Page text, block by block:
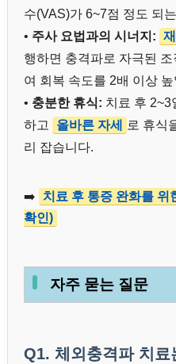
수(VAS)가 6~7점 정도 되
• 주사 요법과의 시너지:
행하면 충격파로 자극된
여 회복 속도를 2배 이상
• 충분한 휴식: 치료 후 2~3
하고
올바른 자세
로 휴식
리 잡습니다.
➡️ 치료 후 통증 완화를 위
확인)
자주 묻는 질문
Q1. 체외충격파 치